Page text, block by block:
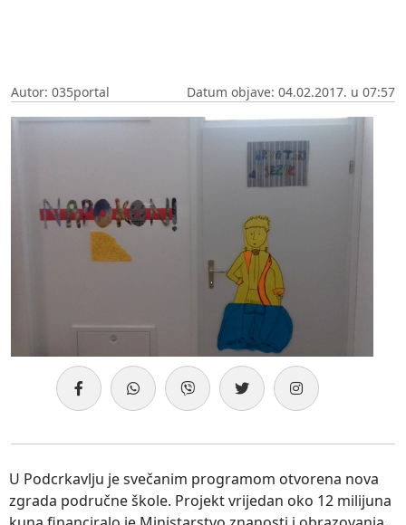
Autor: 035portal Datum objave: 04.02.2017. u 07:57
U Podcrkavlju je svečanim programom otvorena nova
zgrada područne škole. Projekt vrijedan oko 12 milijuna